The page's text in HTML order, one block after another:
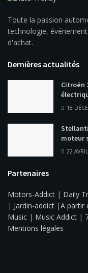
Toute la passion
technologie,
d'achat.
Dernières actualités
Citroën
18
moteur
22
Partenaires
Motors-Addict | Daily
| Jardin-addict |A partir
Music | Music Addict |
Mentions légales